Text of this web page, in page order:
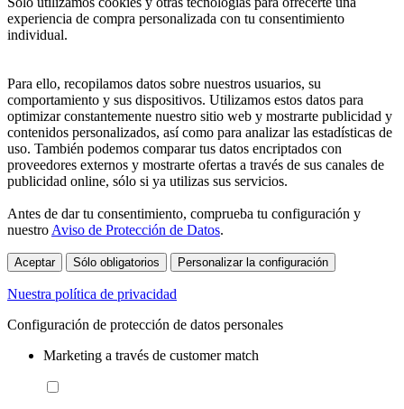
experiencia de compra personalizada con tu consentimiento
individual.
Para ello, recopilamos datos sobre nuestros usuarios, su
comportamiento y sus dispositivos. Utilizamos estos datos para
optimizar constantemente nuestro sitio web y mostrarte publicidad y
contenidos personalizados, así como para analizar las estadísticas de
uso. También podemos comparar tus datos encriptados con
proveedores externos y mostrarte ofertas a través de sus canales de
publicidad online, sólo si ya utilizas sus servicios.
Antes de dar tu consentimiento, comprueba tu configuración y
nuestro Aviso de Protección de Datos.
Aceptar Sólo obligatorios Personalizar la configuración
Nuestra política de privacidad
Configuración de protección de datos personales
Marketing a través de customer match